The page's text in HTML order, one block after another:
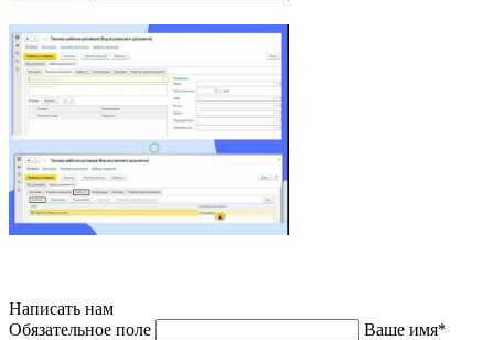
Написать нам
Обязательное поле
Ваше имя*